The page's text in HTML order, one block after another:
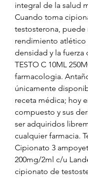
integral de la salud
Cuando toma
testosterona, puede
rendimiento atlético
densidad y la fuerza
TESTO C 10ML
farmacologia.
únicamente
receta médica; hoy
compuesto y sus
ser adquiridos
cualquier farmacia.
Cipionato 3
200mg/2ml c/u
cipionato de